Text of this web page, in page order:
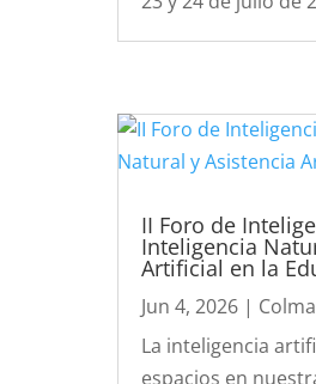
II Foro de
Inteligencia
Artificial en la
Jun 4, 2026 |
La inteligencia
espacios en